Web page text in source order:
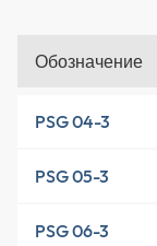
Обозначение
PSG 04-3
PSG 05-3
PSG 06-3